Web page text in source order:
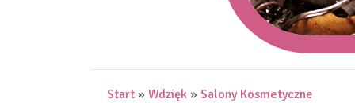
Start » Wdzięk » Salony Kosmetyczne